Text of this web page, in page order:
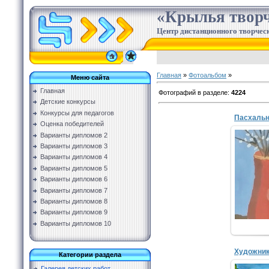
«Крылья
Центр дистанционного
Меню сайта
Главная
Детские конкурсы
Конкурсы для педагогов
Оценка победителей
Варианты дипломов 2
Варианты дипломов 3
Варианты дипломов 4
Варианты дипломов 5
Варианты дипломов 6
Варианты дипломов 7
Варианты дипломов 8
Варианты дипломов 9
Варианты дипломов 10
Категории раздела
Главная » Фотоальбом »
Фотографий в разделе: 4224
Художник